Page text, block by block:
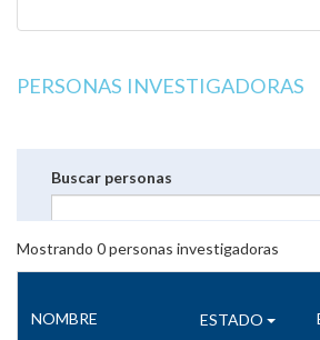
PERSONAS INVESTIGADORAS
Buscar personas
Mostrando 0personas investigadoras
NOMBRE ESTADO